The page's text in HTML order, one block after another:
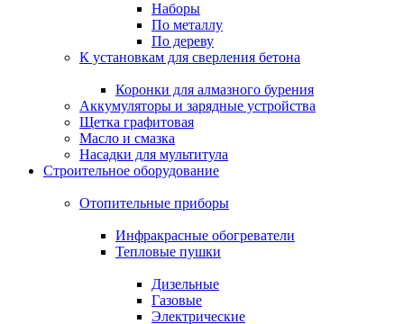
Наборы
По металлу
По дереву
К установкам для сверления бетона
Коронки для алмазного бурения
Аккумуляторы и зарядные устройства
Щетка графитовая
Масло и смазка
Насадки для мультитула
Строительное оборудование
Отопительные приборы
Инфракрасные обогреватели
Тепловые пушки
Дизельные
Газовые
Электрические